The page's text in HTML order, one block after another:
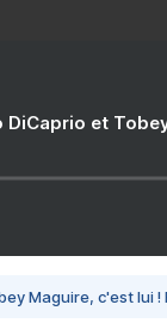
DiCaprio et
Maguire, c'est lui